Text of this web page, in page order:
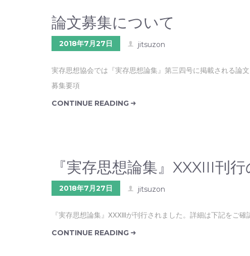
論文募集について
2018年7月27日 jitsuzon
実存思想協会では『実存思想論集』第三四号に掲載される論
募集要項
CONTINUE READING
『実存思想論集』XXXIII刊
2018年7月27日 jitsuzon
『実存思想論集』XXXIIIが刊行されました。詳細は下記をご確
CONTINUE READING